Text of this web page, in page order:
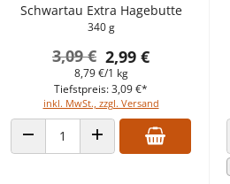
Schwartau Extra Hagebutte
340 g
2,99 €
3,09 €
8,79 €/1 kg
inkl. MwSt., zzgl. Versand
Tiefstpreis: 3,09 €*
ANZAHL VERRINGERNANZAHL ERHÖHEN